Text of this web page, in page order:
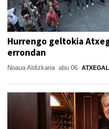
Hurrengo geltokia
errondan
Noaua Aldizkaria abu 06